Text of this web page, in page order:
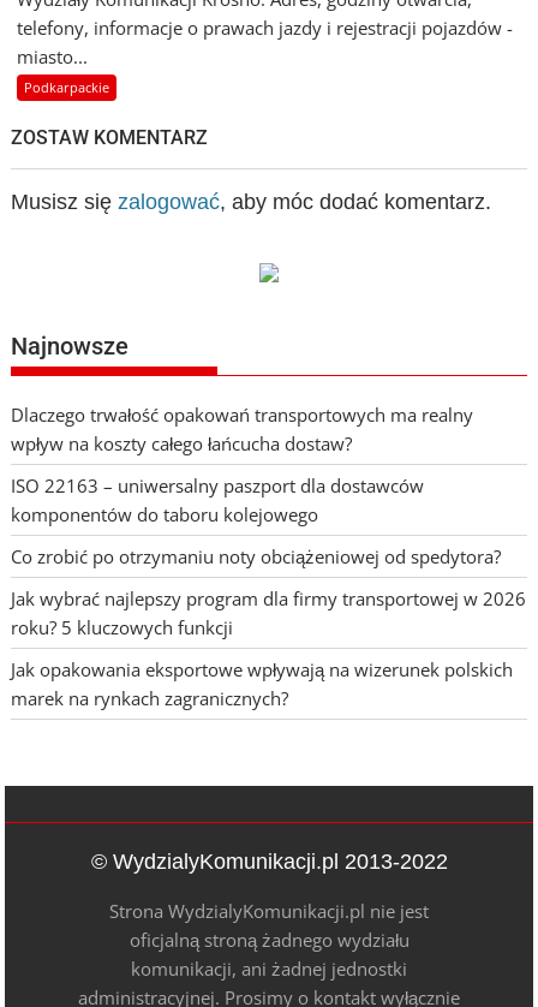
telefony, informacje o prawach jazdy i rejestracji pojazdów -
miasto...
Podkarpackie
ZOSTAW KOMENTARZ
Musisz sięzalogować, aby móc dodać komentarz.
Najnowsze
Dlaczego trwałość opakowań transportowych ma realny
wpływ na koszty całego łańcucha dostaw?
ISO 22163 – uniwersalny paszport dla dostawców
komponentów do taboru kolejowego
Co zrobić po otrzymaniu noty obciążeniowej od spedytora?
Jak wybrać najlepszy program dla firmy transportowej w 2026
roku? 5 kluczowych funkcji
Jak opakowania eksportowe wpływają na wizerunek polskich
marek na rynkach zagranicznych?
© WydzialyKomunikacji.pl 2013-2022
Strona WydzialyKomunikacji.pl nie jest
oficjalną stroną żadnego wydziału
komunikacji, ani żadnej jednostki
administracyjnej. Prosimy o kontakt wyłącznie